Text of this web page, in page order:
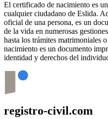
El certificado de nacimiento es
cualquier ciudadano de Eslida.
oficial de una persona, es un
de la vida en numerosas
hasta los trámites matrimoniales
nacimiento es un documento
identidad y derechos del
registro-civil.com